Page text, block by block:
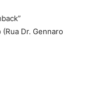
Dr. Gennaro